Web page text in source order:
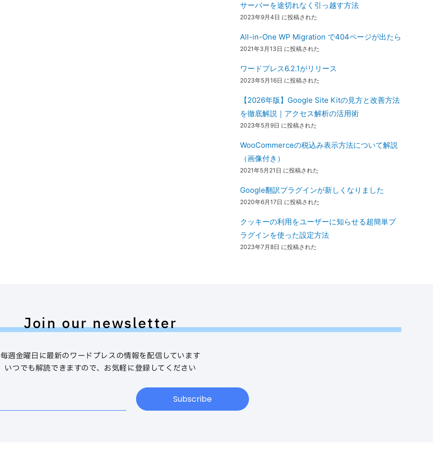
サーバーを途切れなく引っ越す方法
2023年9月4日 に投稿された
All-in-One WP Migration で404ページが出たら
2021年3月13日 に投稿された
ワードプレス6.2.1がリリース
2023年5月16日 に投稿された
【2026年版】Google Site Kitの見方と改善方法
を徹底解説｜アクセス解析の活用術
2023年5月9日 に投稿された
WooCommerceの税込み表示方法について解説
（画像付き）
2021年5月21日 に投稿された
Google翻訳プラグインが新しくなりました
2020年6月17日 に投稿された
クッキーの利用をユーザーに知らせる超簡単プ
ラグインを使った設定方法
2023年7月8日 に投稿された
Join our newsletter
毎週金曜日に最新のワードプレスの情報を配信しています
いつでも解読できますので、お気軽に登録してください
Subscribe